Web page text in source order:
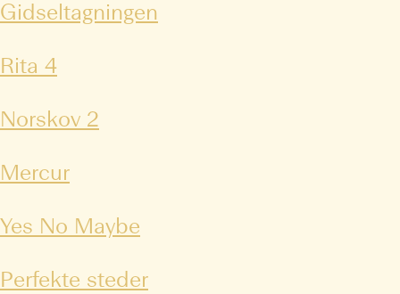
Gidseltagningen
Rita 4
Norskov 2
Mercur
Yes No Maybe
Perfekte steder